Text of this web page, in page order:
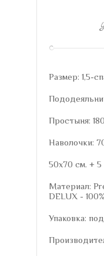
Размер: 1,5-
Простыня:
Наволочки:
50х70 см. + 5
Материал:
DELUX -
Упаковка: